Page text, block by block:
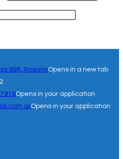
998, RosarioOpens in a new tab
Opens in your application
Opens in your application